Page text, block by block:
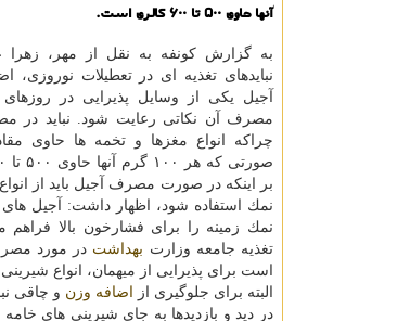
آنها حاوی ۵۰۰ تا ۶۰۰ كالری است.
به گزارش كونفه به نقل از مهر، زهرا
نبایدهای تغذیه ای در تعطیلات نوروزی،
آجیل یكی از وسایل پذیرایی در
مصرف آن نكاتی رعایت شود. نباید در
چراكه انواع مغزها و تخمه ها حاوی
بر اینكه در صورت مصرف آجیل باید از
نمك استفاده شود، اظهار داشت: آجیل های
نمك زمینه را برای فشارخون بالا فراهم
تغذیه جامعه وزارت بهداشت در مورد
است برای پذیرایی از میهمان، انواع
البته برای جلوگیری از
اضافه وزن و چاقی
در دید و بازدیدها به جای شیرینی های